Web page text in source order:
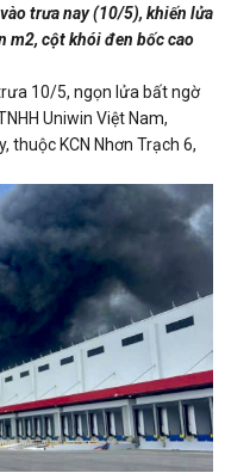
trưa nay (10/5), khiến lửa
m2, cột khói đen bốc cao
10/5, ngọn lửa bất ngờ
Uniwin Việt Nam,
thuộc KCN Nhơn Trạch 6,